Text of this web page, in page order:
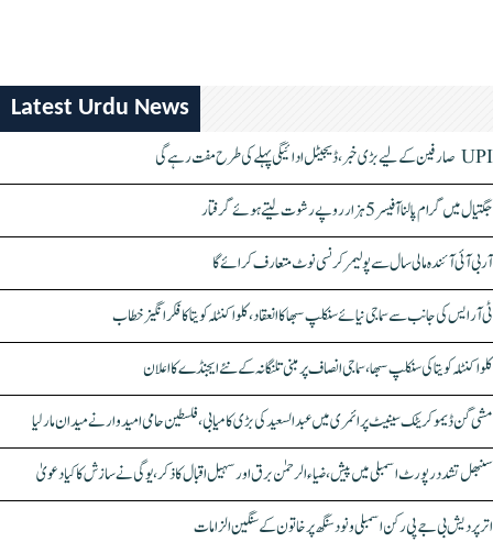
Latest Urdu News
UPI صارفین کے لیے بڑی خبر، ڈیجیٹل ادائیگی پہلے کی طرح مفت رہے گی
جگتیال میں گرام پالنا آفیسر 5 ہزار روپے رشوت لیتے ہوئے گرفتار
آر بی آئی آئندہ مالی سال سے پولیمر کرنسی نوٹ متعارف کرائے گا
ٹی آر ایس کی جانب سے سماجی نیائے سنکلپ سبھا کا انعقاد، کلواکنٹلہ کویتا کا فکر انگیز خطاب
کلواکنٹلہ کویتا کی سنکلپ سبھا، سماجی انصاف پر مبنی تلنگانہ کے نئے ایجنڈے کا اعلان
مشی گن ڈیموکریٹک سینیٹ پرائمری میں عبدالسعید کی بڑی کامیابی، فلسطین حامی امیدوار نے میدان مار لیا
سنبھل تشدد رپورٹ اسمبلی میں پیش، ضیاء الرحمٰن برق اور سہیل اقبال کا ذکر، یوگی نے سازش کا کیا دعویٰ
اتر پردیش بی جے پی رکن اسمبلی ونود سنگھ پر خاتون کے سنگین الزامات